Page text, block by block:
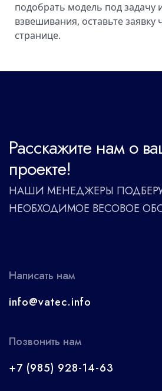
подобрать модель под задачу
взвешивания, оставьте заявку
странице.
Расскажите нам о
проекте!
НАШИ МЕНЕДЖЕРЫ
НЕОБХОДИМОЕ ВЕСОВОЕ
Написать нам
info@vatec.info
Позвонить нам
+7 (985) 928-14-63